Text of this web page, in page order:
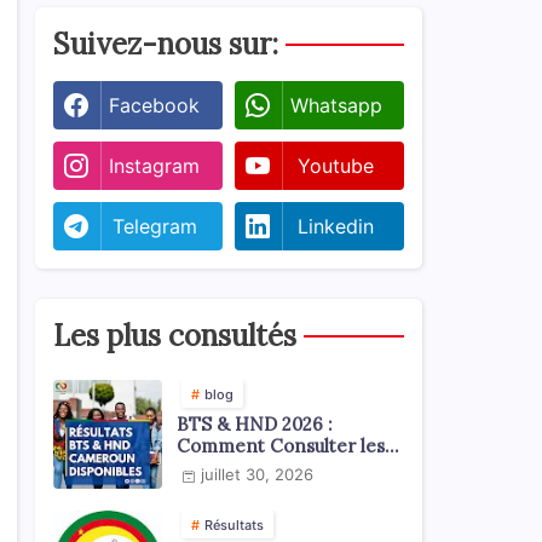
Suivez-nous sur:
Facebook Whatsapp
Instagram Youtube
Telegram Linkedin
Les plus consultés
blog
BTS & HND 2026 :
Comment Consulter les
Résultats ?
juillet 30, 2026
Résultats